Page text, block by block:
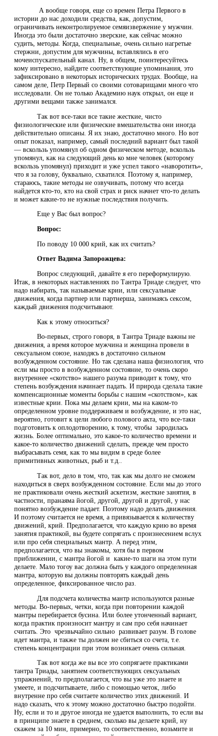
А вообще говоря, еще со времен Петра Первого в
истории до нас доходили средства, как, допустим,
ограничивать неконтролируемое семяизвержение у мужчин.
Иногда это были достаточно зверские, как сейчас можно
судить, методы. Когда, специальные, очень сильно нагретые
стержни, допустим для мужчины, вставлялись в его
мочеиспускательный канал. Ну, в общем, поинтересуйтесь
кому интересно, найдите соответствующие упоминания, это
зафиксировано в некоторых исторических трудах. Вообще, на
самом деле, Петр Первый со своими сотоварищами много что
исследовали. Он не только Академию наук открыл, он еще и
другими вещами также занимался.
Так вот все-таки все такие жесткие, чисто
физиологические или физические вмешательства они иногда
действительно описаны. Я их знаю, достаточно много. Но вот
опыт показал, например, самый последний вариант был такой
— вскользь упомянул об одном физическом методе, вскользь
упомянул, как на следующий день ко мне человек (которому
вскользь упомянул) приходит и уже успел такого «наворотить»,
что я за голову, буквально, схватился. Поэтому я, например,
стараюсь, такие методы не озвучивать, потому что всегда
найдется кто-то, кто на свой страх и риск начнет что-то делать
и может какие-то не нужные последствия получить.
Еще у Вас был вопрос?
Вопрос:
По поводу 10 000 крий, как их считать?
Ответ Вадима Запорожцева:
Вопрос следующий, давайте я его переформулирую.
Итак, в некоторых наставлениях по Тантра Триаде следует, что
надо набирать, так называемые крии, или сексуальные
движения, когда партнер или партнерша, занимаясь сексом,
каждый движения подсчитывают.
Как к этому относиться?
Во-первых, строго говоря, в Тантра Триаде важны не
движения, а время которое мужчина и женщина провели в
сексуальном союзе, находясь в достаточно сильном
возбужденном состояние. Но так сделана наша физиология, что
если мы просто в возбужденном состояние, то очень скоро
внутреннее «скотство» нашего разума приводит к тому, что
степень возбуждения начинает падать. И природа сделала такие
компенсационные моменты борьбы с нашим «скотством», как
известные крии. Пока мы делаем крии, мы на каком-то
определенном уровне поддерживаем и возбуждение, и это нас,
вероятно, готовит к цели любого полового акта, что все-таки
подготовить к оплодотворению, к тому, чтобы зародилась
жизнь. Более оптимально, это какое-то количество времени и
какое-то количество движений сделать, прежде чем просто
выбрасывать семя, как то мы видим в среде более
примитивных животных, рыб и т.д..
Так вот, дело в том, что, так как мы долго не сможем
находиться в сверх возбужденном состояние. Если мы до этого
не практиковали очень жесткий аскетизм, жесткие занятия, в
частности, пранаяма йогой, другой, другой и другой, у нас
понятно возбуждение падает. Поэтому надо делать движения.
И поэтому считается не время, а привязывается к количеству
движений, крий. Предполагается, что каждую крию во время
занятия практикой, вы будете сопрягать с произнесением вслух
или про себя специальных мантр. А перед этим,
предполагается, что вы знакомы, хотя бы в первом
приближении, с мантра йогой и какие-то шаги на этом пути
делаете. Мало тогоу вас должна быть у каждого определенная
мантра, которую вы должны повторять каждый день
определенное, фиксированное число раз.
Для подсчета количества мантр используются разные
методы. Во-первых, четки, когда при повторении каждой
мантры перебирается бусина. Или более утонченный вариант,
когда практик произносит мантру и сам про себя начинает
считать. Это чрезвычайно сильно развивает разум. В голове
идет мантра, и также ты должен не сбиться со счета, т.е.
степень концентрации при этом возникает очень сильная.
Так вот когда же вы все это сопрягаете практиками
тантра Триады, занятием соответствующих сексуальных
упражнений, то предполагается, что вы уже это знаете и
умеете, и подсчитываете, либо с помощью четок, либо
внутренне про себя считаете количество этих движений. И
надо сказать, что к этому можно достаточно быстро подойти.
Ну, если и то и другое иногда не удается выполнить, то если вы
в принципе знаете в среднем, сколько вы делаете крий, ну
скажем за 10 мин, примерно, то соответственно, возьмите и